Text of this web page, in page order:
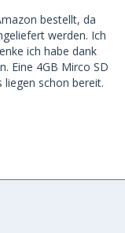
bestellt, da
werden. Ich
ich habe dank
Eine 4GB Mirco SD
liegen schon bereit.